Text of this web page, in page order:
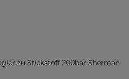
zu Stickstoff 200bar Sherman